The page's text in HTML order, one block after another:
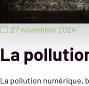
27 novembre 2024
La
La pollution numérique,